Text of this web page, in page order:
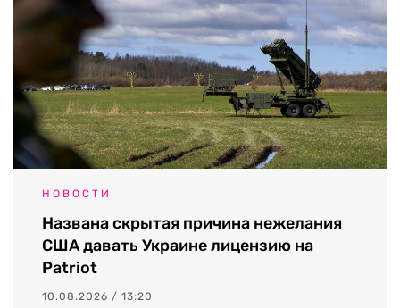
НОВОСТИ
Названа скрытая причина нежелания
США давать Украине лицензию на
Patriot
10.08.2026 / 13:20